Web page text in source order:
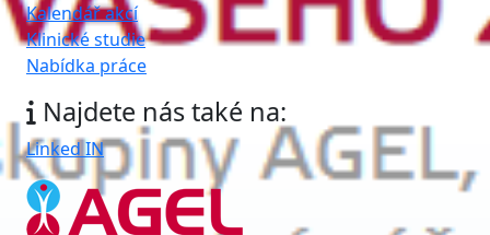
Kalendář akcí
Klinické studie
Nabídka práce
Najdete nás také na:
Linked IN